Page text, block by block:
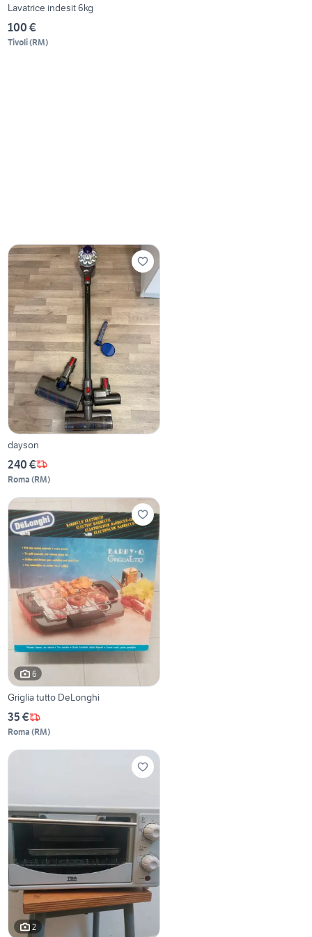
Lavatrice indesit 6kg
100 €
Tivoli(RM)
dayson
240 €
Roma (RM)
6
Griglia tutto DeLonghi
35 €
Roma (RM)
2